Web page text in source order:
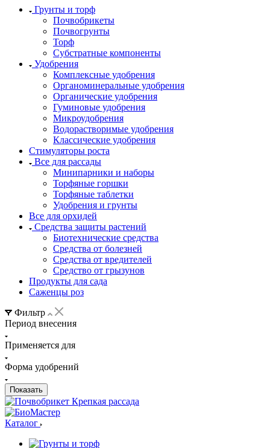
Грунты и торф
Почвобрикеты
Почвогрунты
Торф
Субстратные компоненты
Удобрения
Комплексные удобрения
Органоминеральные удобрения
Органические удобрения
Гуминовые удобрения
Микроудобрения
Водорастворимые удобрения
Классические удобрения
Стимуляторы роста
Все для рассады
Минипарники и наборы
Торфяные горшки
Торфяные таблетки
Удобрения и грунты
Все для орхидей
Средства защиты растений
Биотехнические средства
Средства от болезней
Средства от вредителей
Средство от грызунов
Продукты для сада
Саженцы роз
Фильтр
Период внесения
Применяется для
Форма удобрений
Каталог